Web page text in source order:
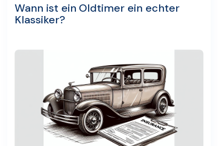
Wann ist ein Oldtimer ein echter
Klassiker?